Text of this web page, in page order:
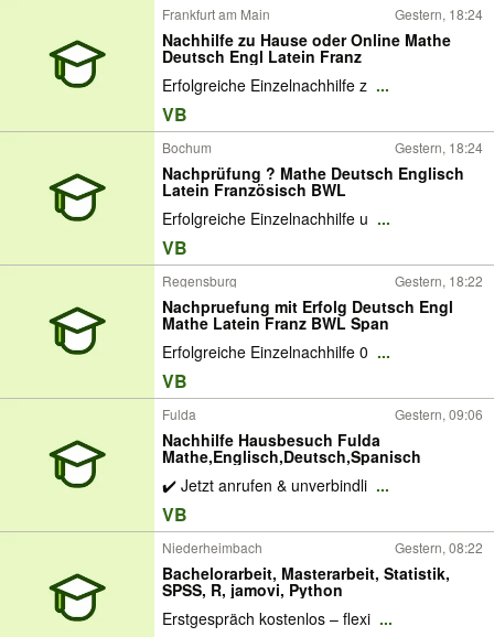
Frankfurt am Main Gestern, 18:24
Nachhilfe zu Hause oder Online Mathe
Deutsch Engl Latein Franz
Erfolgreiche Einzelnachhilfe z ...
VB
Bochum Gestern, 18:24
Nachprüfung ? Mathe Deutsch Englisch
Latein Französisch BWL
Erfolgreiche Einzelnachhilfe u ...
VB
Regensburg Gestern, 18:22
Nachpruefung mit Erfolg Deutsch Engl
Mathe Latein Franz BWL Span
Erfolgreiche Einzelnachhilfe 0 ...
VB
Fulda Gestern, 09:06
Nachhilfe Hausbesuch Fulda
Mathe,Englisch,Deutsch,Spanisch
✔️ Jetzt anrufen & unverbindli ...
VB
Niederheimbach Gestern, 08:22
Bachelorarbeit, Masterarbeit, Statistik,
SPSS, R, jamovi, Python
Erstgespräch kostenlos – flexi ...